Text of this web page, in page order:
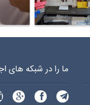
ما را در شبکه های